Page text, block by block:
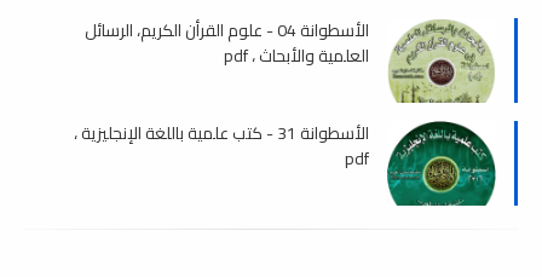
الأسطوانة 04 - علوم القرأن الكريم، الرسائل
العلمية والأبحاث ، pdf
الأسطوانة 31 - كتب علمية باللغة الإنجليزية ،
pdf